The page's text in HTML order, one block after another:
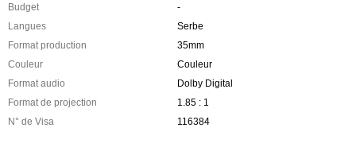
Budget
-
Langues
Serbe
Format production
35mm
Couleur
Couleur
Format audio
Dolby Digital
Format de projection
1.85 : 1
N° de Visa
116384